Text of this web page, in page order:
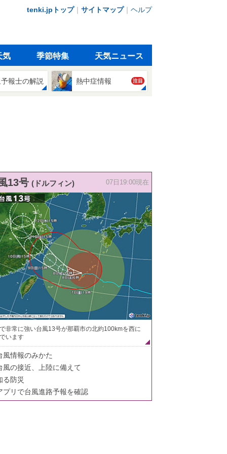
tenki.jpトップ｜ サイトマップ｜ ヘルプ
気 季節特集 天気ニュース
報士の解説 熱中症情報 注目
13号 (ドルフィン) 07日19:00現在
非常に強い台風13号が那覇市の北約100kmを西に
います
風情報のみかた
風の接近、上陸に備えて
る防災
プリで台風進路予報を確認